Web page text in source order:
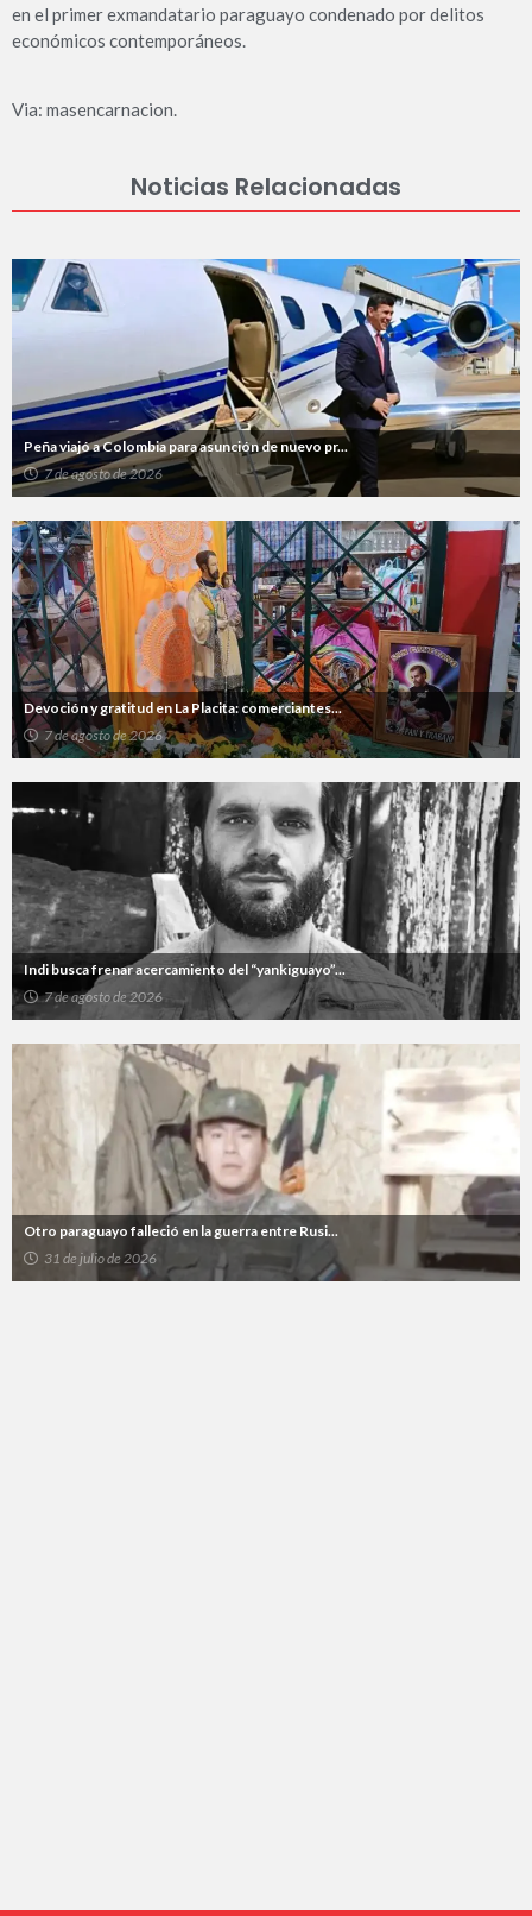
en el primer exmandatario paraguayo condenado por delitos
económicos contemporáneos.
Via: masencarnacion.
Noticias Relacionadas
Peña viajó a Colombia para asunción de nuevo pr...
7 de agosto de 2026
Devoción y gratitud en La Placita: comerciantes...
7 de agosto de 2026
Indi busca frenar acercamiento del “yankiguayo”...
7 de agosto de 2026
Otro paraguayo falleció en la guerra entre Rusi...
31 de julio de 2026